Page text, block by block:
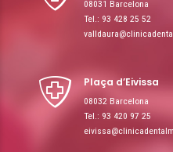
08031 Barcelona
Tel.: 93 428 25 52
Plaça d’Eivissa
08032 Barcelona
Tel.: 93 420 97 25